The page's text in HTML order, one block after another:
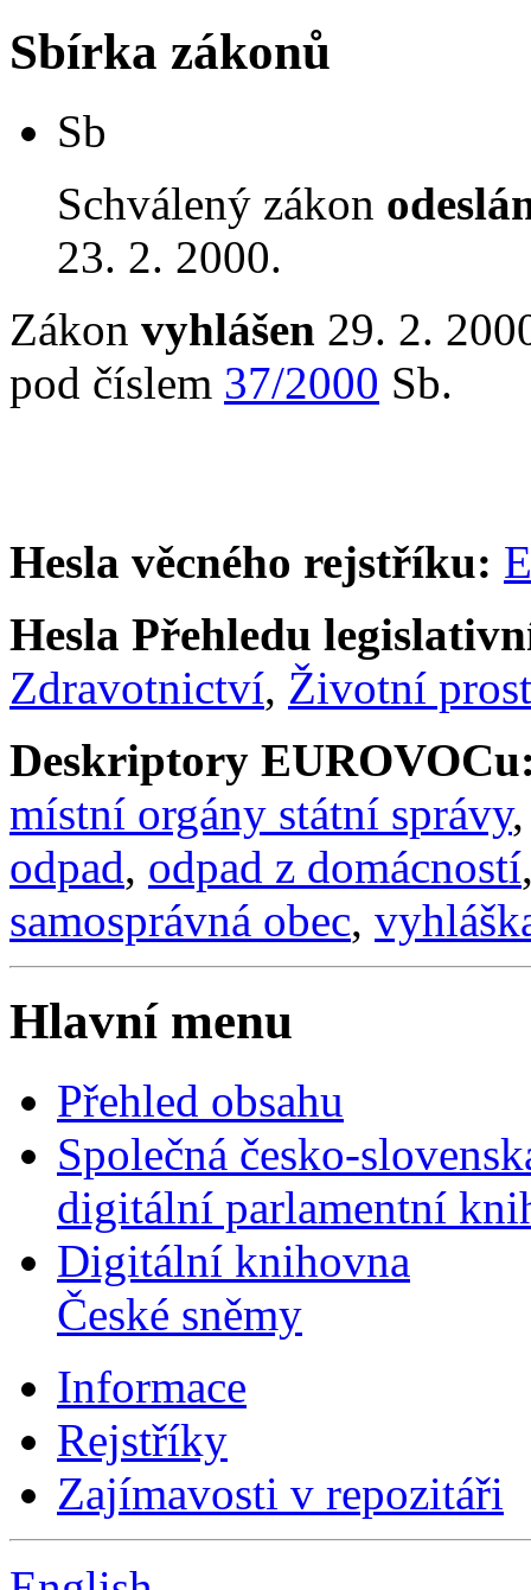
Sbírka zákonů
Sb
Schválený zákon
23. 2. 2000.
Zákon vyhlášen 29. 2.
pod číslem 37/2000 Sb.
Hesla věcného rejstříku:
Hesla Přehledu
Zdravotnictví, Životní
Deskriptory
místní orgány státní správy
odpad, odpad z domácností
samosprávná obec,
Hlavní menu
Přehled obsahu
Společná česko-
digitální parlamentní
Digitální knihovna
České sněmy
Informace
Rejstříky
Zajímavosti v repozitáři